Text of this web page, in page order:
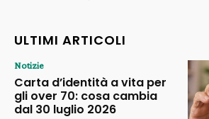
ULTIMI ARTICOLI
Notizie
Carta d’identità a vita per
gli over 70: cosa cambia
dal 30 luglio 2026